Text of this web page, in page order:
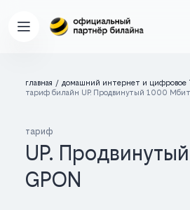
главная
домашний интернет и цифровое
тариф билайн UP. Продвинутый 1000 Мбит
тариф
UP.
GPON